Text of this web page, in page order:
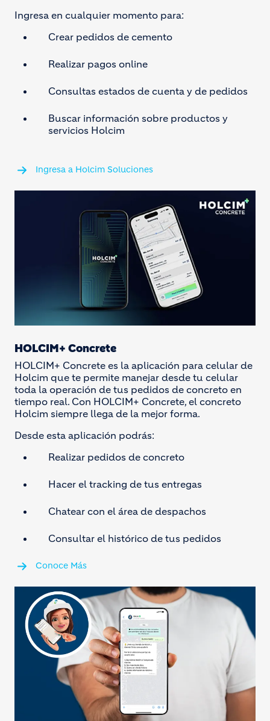
Ingresa en cualquier momento para:
Crear pedidos de cemento
Realizar pagos online
Consultas estados de cuenta y de pedidos
Buscar información sobre productos y
servicios Holcim
Ingresa a Holcim Soluciones
HOLCIM+ Concrete
HOLCIM+ Concrete es la aplicación para celular de
Holcim que te permite manejar desde tu celular
toda la operación de tus pedidos de concreto en
tiempo real. Con HOLCIM+ Concrete, el concreto
Holcim siempre llega de la mejor forma.
Desde esta aplicación podrás:
Realizar pedidos de concreto
Hacer el tracking de tus entregas
Chatear con el área de despachos
Consultar el histórico de tus pedidos
Conoce Más